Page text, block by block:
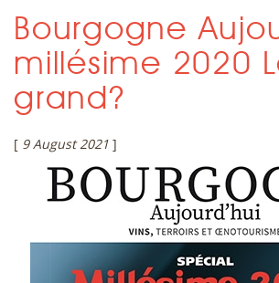
Bourgogne
millésime 2020
grand?
[ 9 August 2021 ]